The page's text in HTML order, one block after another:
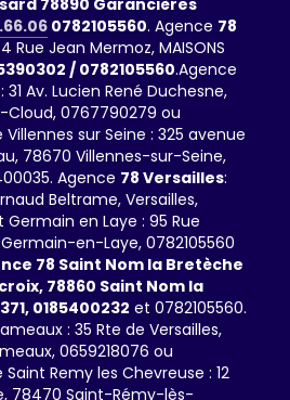
78890 Garancières
0782105560. Agence 78
Rue Jean Mermoz, MAISONS
/ 0782105560.Agence
Av. Lucien René Duchesne,
Cloud, 0767790279 ou
sur Seine : 325 avenue
78670 Villennes-sur-Seine,
Agence 78 Versailles:
Beltrame, Versailles,
en Laye : 95 Rue
en-Laye, 0782105560
78 Saint Nom la Bretèche
78860 Saint Nom la
0185400232 et 0782105560.
: 35 Rte de Versailles,
0659218076 ou
Remy les Chevreuse : 12
78470 Saint-Rémy-lès-